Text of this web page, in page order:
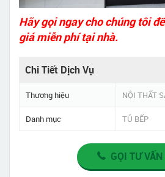
Hãy gọi ngay cho chúng tôi
giá miễn phí tại nhà.
Chi Tiết Dịch Vụ
Thương hiệu NỘI THẤT
Danh mục TỦ BẾP
GỌI TƯ VẤN